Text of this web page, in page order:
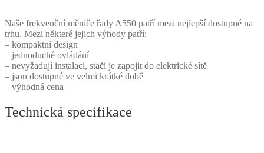
Naše frekvenční měniče řady A550 patří mezi nejlepší dostupné na
trhu. Mezi některé jejich výhody patří:
– kompaktní design
– jednoduché ovládání
– nevyžadují instalaci, stačí je zapojit do elektrické sítě
– jsou dostupné ve velmi krátké době
– výhodná cena
Technická specifikace